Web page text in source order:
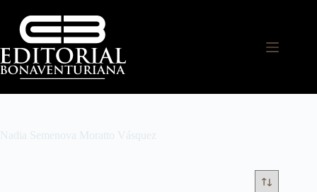
Nadia Semenova Moratto Vásquez